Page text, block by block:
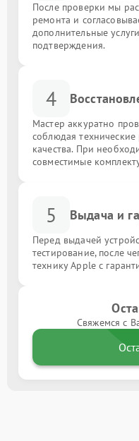
После проверки мы
ремонта и
дополнительные
подтверждения.
4
Мастер аккуратно
соблюдая
качества. При
совместимые
5 Выдача и
Перед выдачей
тестирование, после
технику Apple с
Свяжемся с